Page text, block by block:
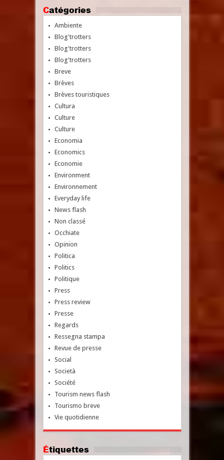
Catégories
Ambiente
Blog'trotters
Blog'trotters
Blog'trotters
Breve
Brèves
Brèves touristiques
Cultura
Culture
Culture
Economia
Economics
Economie
Environment
Environnement
Everyday life
News flash
Non classé
Occhiate
Opinion
Politica
Politics
Politique
Press
Press review
Presse
Regards
Ressegna stampa
Revue de presse
Social
Società
Société
Tourism news flash
Tourismo breve
Vie quotidienne
Étiquettes